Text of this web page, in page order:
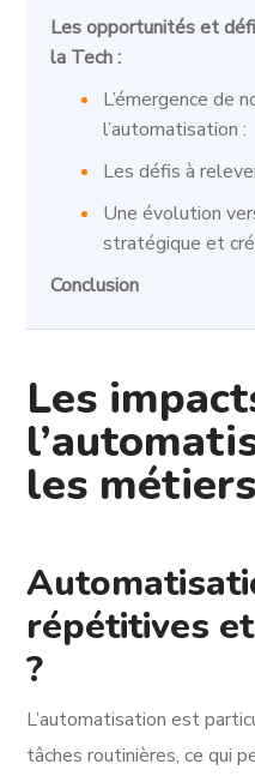
Les opportunités et
la Tech :
L’émergence de
l’automatisation :
Les défis à
Une évolution
stratégique et
Conclusion
Les
les
répétitives
?
L’automatisation est
tâches routinières, ce qui